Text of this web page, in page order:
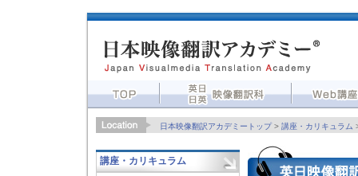
日本映像翻訳アカデミートップ> 講座・カリキュラム
講座・カリキュラム